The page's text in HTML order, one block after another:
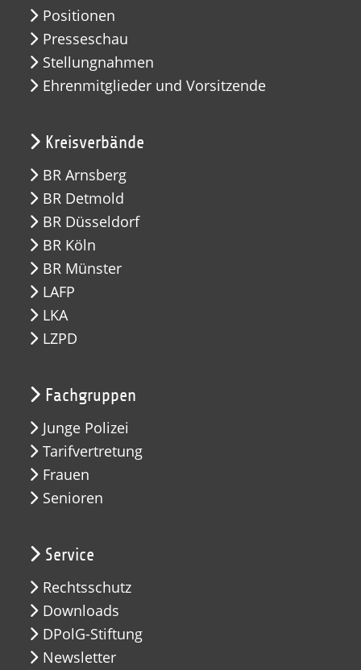
Positionen
Presseschau
Stellungnahmen
Ehrenmitglieder und Vorsitzende
Kreisverbände
BR Arnsberg
BR Detmold
BR Düsseldorf
BR Köln
BR Münster
LAFP
LKA
LZPD
Fachgruppen
Junge Polizei
Tarifvertretung
Frauen
Senioren
Service
Rechtsschutz
Downloads
DPolG-Stiftung
Newsletter